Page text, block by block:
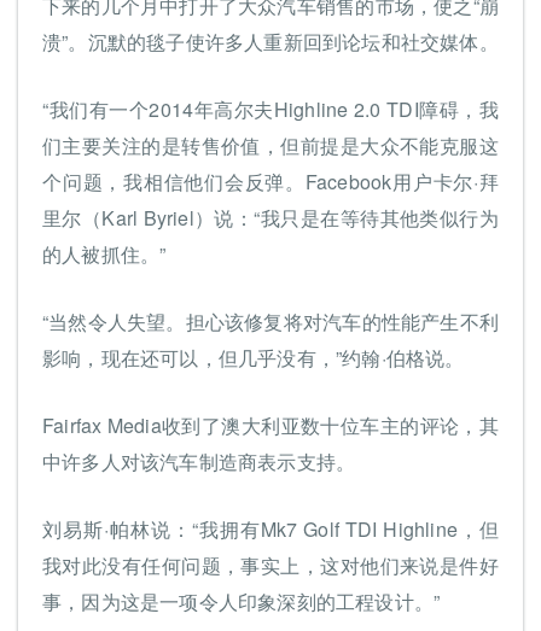
溃”。沉默的毯子使许多人重新回到论坛和社交媒体。
“我们有一个2014年高尔夫Highline 2.0 TDI障碍，我
们主要关注的是转售价值，但前提是大众不能克服这
个问题，我相信他们会反弹。Facebook用户卡尔·拜
里尔（Karl Byriel）说：“我只是在等待其他类似行为
的人被抓住。”
“当然令人失望。担心该修复将对汽车的性能产生不利
影响，现在还可以，但几乎没有，”约翰·伯格说。
Fairfax Media收到了澳大利亚数十位车主的评论，其
中许多人对该汽车制造商表示支持。
刘易斯·帕林说：“我拥有Mk7 Golf TDI Highline，但
我对此没有任何问题，事实上，这对他们来说是件好
事，因为这是一项令人印象深刻的工程设计。”